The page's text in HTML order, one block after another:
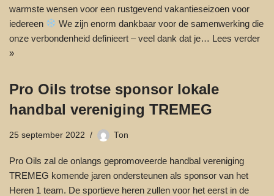
warmste wensen voor een rustgevend vakantieseizoen voor
iedereen
We zijn enorm dankbaar voor de samenwerking die
onze verbondenheid definieert – veel dank dat je… Lees verder
»
Pro Oils trotse sponsor lokale
handbal vereniging TREMEG
25 september 2022 Ton
Pro Oils zal de onlangs gepromoveerde handbal vereniging
TREMEG komende jaren ondersteunen als sponsor van het
Heren 1 team. De sportieve heren zullen voor het eerst in de